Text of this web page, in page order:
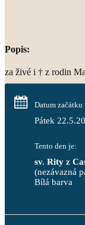
Popis:
za živé i † z rodin
Datum
Pátek
Tento den je:
sv. Rity z
(nezávazná